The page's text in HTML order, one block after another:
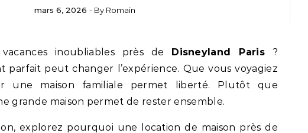
mars 6, 2026 - By Romain
inoubliables près de Disneyland Paris?
parfait peut changer l’expérience. Que vous voyagiez
une maison familiale permet liberté. Plutôt que
grande maison permet de rester ensemble.
explorez pourquoi une location de maison près de